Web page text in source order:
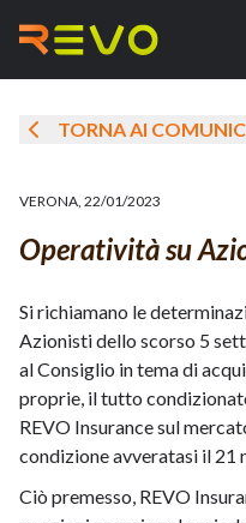
TORNA AI
VERONA, 22/01/2023
Operatività su
Si richiamano le
Azionisti dello scorso 5
al Consiglio in tema di
proprie, il tutto
REVO Insurance sul
condizione avveratasi il 21
Ciò premesso, REVO